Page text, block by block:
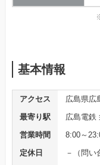
基本情報
アクセス
広島県広
最寄り駅
広島電鉄
営業時間
8:00～
定休日
－（問い